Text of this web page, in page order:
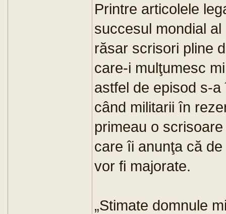
Printre articolele
succesul mondial
răsar scrisori pline
care-i mulţumesc
astfel de episod s-
când militarii în
primeau o
care îi anunţa că
vor fi majorate.
„Stimate domnule